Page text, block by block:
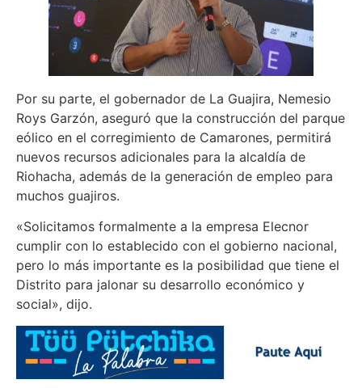
Por su parte, el gobernador de La Guajira, Nemesio
Roys Garzón, aseguró que la construcción del parque
eólico en el corregimiento de Camarones, permitirá
nuevos recursos adicionales para la alcaldía de
Riohacha, además de la generación de empleo para
muchos guajiros.
«Solicitamos formalmente a la empresa Elecnor
cumplir con lo establecido con el gobierno nacional,
pero lo más importante es la posibilidad que tiene el
Distrito para jalonar su desarrollo económico y
social», dijo.